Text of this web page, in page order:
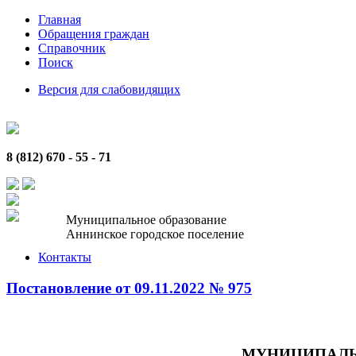
Главная
Обращения граждан
Справочник
Поиск
Версия для слабовидящих
8 (812) 670 - 55 - 71
Муниципальное образование
Аннинское городское поселение
Контакты
Постановление от 09.11.2022 № 975